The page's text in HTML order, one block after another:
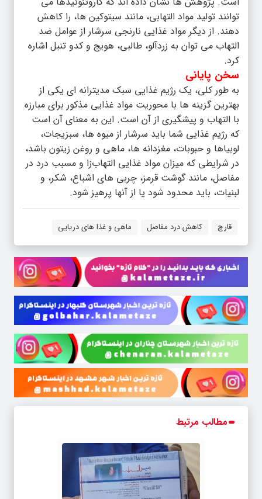
توانند تولید مواد التهابی، مانند سیتوکین ها، را کاهش
دهند. از دیگر مواد غذایی نارنجی سرشار از عوامل ضد
التهاب می توان به زردآلو، طالبی، هویج و کدو تنبل اشاره
کرد.
سخن پایانی
به طور کلی، یک رژیم غذایی سبک مدیترانه ای یکی از
بهترین گزینه ها با محوریت مواد غذایی مذکور برای مبارزه
با التهاب و پیشگیری از آن است. این به معنای آن است
که رژیم غذایی شما باید سرشار از میوه ها، سبزیجات،
لوبیاها و حبوبات، مغزدانه ها، ماهی و روغن زیتون باشد،
در شرایطی که میزان مواد غذایی التهاب‌زا و مسبب درد در
مفاصل، مانند گوشت قرمز، چربی های اشباع، شکر، و
لبنیات، باید محدود شود یا از آنها پرهیز شود.
قارچ کاهش درد مفاصل ماهی و غذا های دریایی
مطالب مرتبط